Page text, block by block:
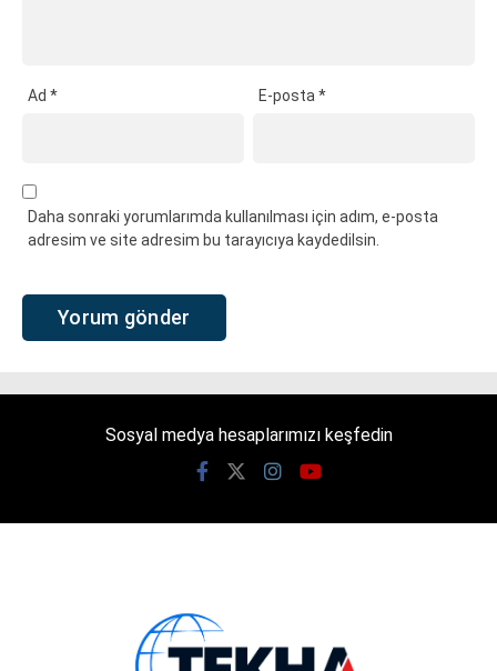
Ad * E-posta*
Daha sonraki yorumlarımda kullanılması için adım, e-posta
adresim ve site adresim bu tarayıcıya kaydedilsin.
Sosyal medya hesaplarımızı keşfedin